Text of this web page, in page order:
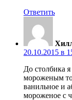
Ответить
20.10.2015 в
До столбика
мороженым
ванильное и
мороженое с